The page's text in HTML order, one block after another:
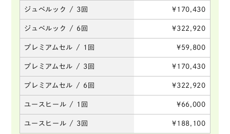
ジュベルック / 3回 ¥170,430
ジュベルック / 6回 ¥322,920
プレミアムセル / 1回 ¥59,800
プレミアムセル / 3回 ¥170,430
プレミアムセル / 6回 ¥322,920
ユースヒール / 1回 ¥66,000
ユースヒール / 3回 ¥188,100